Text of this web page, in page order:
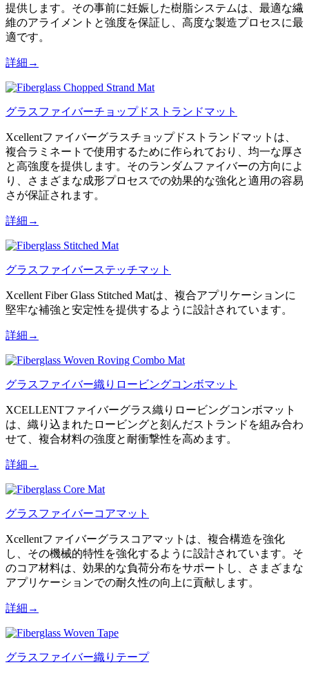
提供します。その事前に妊娠した樹脂システムは、最適な繊
維のアライメントと強度を保証し、高度な製造プロセスに最
適です。
詳細→
グラスファイバーチョップドストランドマット
Xcellentファイバーグラスチョップドストランドマットは、
複合ラミネートで使用するために作られており、均一な厚さ
と高強度を提供します。そのランダムファイバーの方向によ
り、さまざまな成形プロセスでの効果的な強化と適用の容易
さが保証されます。
詳細→
グラスファイバーステッチマット
Xcellent Fiber Glass Stitched Matは、複合アプリケーションに
堅牢な補強と安定性を提供するように設計されています。
詳細→
グラスファイバー織りロービングコンボマット
XCELLENTファイバーグラス織りロービングコンボマット
は、織り込まれたロービングと刻んだストランドを組み合わ
せて、複合材料の強度と耐衝撃性を高めます。
詳細→
グラスファイバーコアマット
Xcellentファイバーグラスコアマットは、複合構造を強化
し、その機械的特性を強化するように設計されています。そ
のコア材料は、効果的な負荷分布をサポートし、さまざまな
アプリケーションでの耐久性の向上に貢献します。
詳細→
グラスファイバー織りテープ